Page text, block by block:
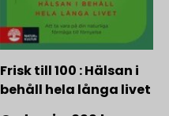
Frisk till 100 : Hälsan i
behåll hela långa livet